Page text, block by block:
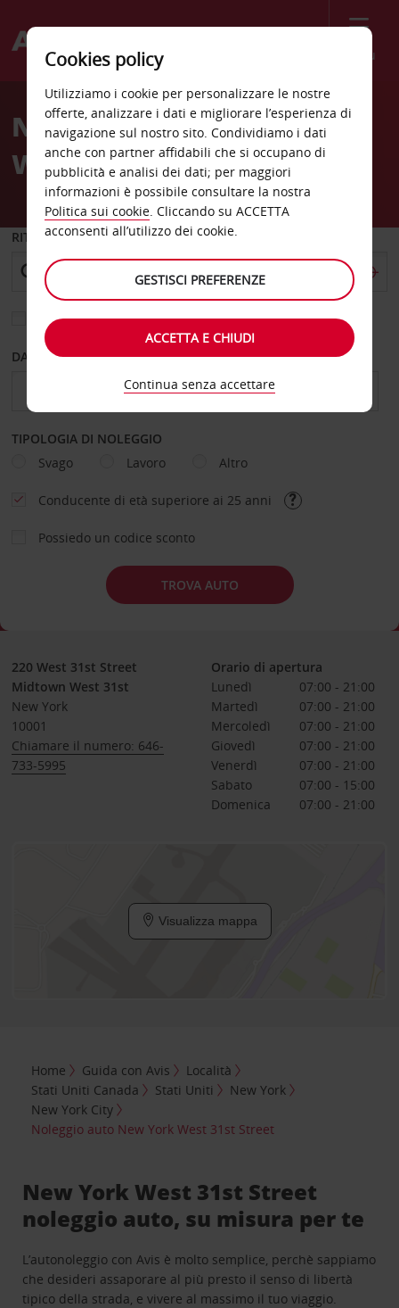
Menù
Welcome
AvisNoleggio auto New York
West 31st Street
RITIRO DA
Scegli una località di riconsegna diversa
DAL GIORNO AL GIORNO
TIPOLOGIA DI NOLEGGIO
Svago
Lavoro Altro
Conducente di età superiore ai 25 anni
Possiedo un codice sconto
TROVA AUTO
220 West 31st Street
Midtown West 31st
New York
10001
Chiamare il numero: 646-
733-5995
Orario di apertura
Lunedì
07:00 - 21:00
Martedì
07:00 - 21:00
Mercoledì
07:00 - 21:00
Giovedì
07:00 - 21:00
Venerdì
07:00 - 21:00
Sabato
07:00 - 15:00
Domenica
07:00 - 21:00
Visualizza mappa
Home Guida con Avis
Località
Stati Uniti Canada
Stati Uniti
New York
New York City
Noleggio auto New York West 31st Street
New York West 31st Street
noleggio auto, su misura per te
L’autonoleggio con Avis è molto semplice, perchè sappiamo
che desideri assaporare al più presto il senso di libertà
tipico della strada, e vivere al massimo il tuo viaggio.
Cookies policy
Utilizziamo i cookie per personalizzare le nostre
offerte, analizzare i dati e migliorare l’esperienza di
navigazione sul nostro sito. Condividiamo i dati
anche con partner affidabili che si occupano di
pubblicità e analisi dei dati; per maggiori
informazioni è possibile consultare la nostra
Politica sui cookie. Cliccando su ACCETTA
acconsenti all’utilizzo dei cookie.
GESTISCI PREFERENZE
ACCETTA E CHIUDI
Continua senza accettare